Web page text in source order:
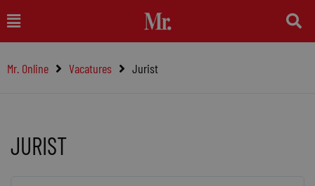
naar
inhoud
Main
Menu
Mr. Online Vacatures Jurist
JURIST